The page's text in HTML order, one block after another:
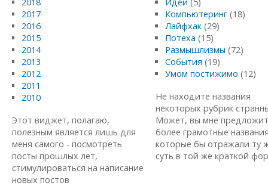
2017
2016
2015
2014
2013
2012
2011
2010
Этот виджет, полагаю,
полезным является лишь для
меня самого - посмотреть
посты прошлых лет,
стимулироваться на написание
новых постов
Компьютеринг(18)
Лайфхак(29)
Потеха (15)
Размышлизмы (72)
События (19)
Умом постижимо (12)
Не находите названия
некоторых рубрик
Может, вы мне
более грамотные
которые бы отражали ту
суть в той же краткой